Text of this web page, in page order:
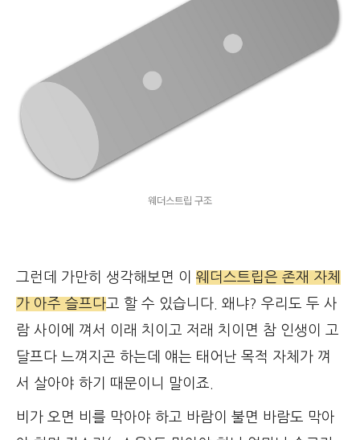
웨더스트립 구조
그런데 가만히 생각해보면 이 웨더스트립은 존재 자체
가 아주 슬프다고 할 수 있습니다. 왜냐? 우리도 두 사
람 사이에 껴서 이래 치이고 저래 치이면 참 인생이 고
달프다 느껴지곤 하는데 얘는 태어난 목적 자체가 껴
서 살아야 하기 때문이니 말이죠.
비가 오면 비를 막아야 하고 바람이 불면 바람도 막아